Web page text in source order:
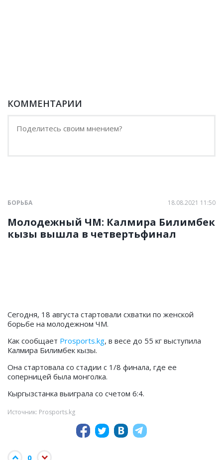
КОММЕНТАРИИ
БОРЬБА 18.08.2021 11:50
Молодежный ЧМ: Калмира Билимбек
кызы вышла в четвертьфинал
Сегодня, 18 августа стартовали схватки по женской
борьбе на молодежном ЧМ.
Как сообщает Prosports.kg, в весе до 55 кг выступила
Калмира Билимбек кызы.
Она стартовала со стадии с 1/8 финала, где ее
соперницей была монголка.
Кыргызстанка выиграла со счетом 6:4.
Источник: Prosports.kg
0